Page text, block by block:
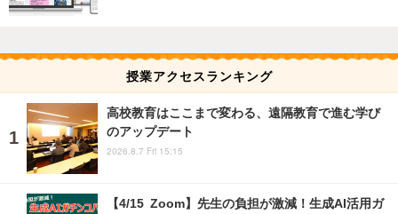
授業アクセスランキング
高校教育はここまで変わる、遠隔教育で進む学び
のアップデート
2026.8.7 Fri 15:15
【4/15 Zoom】先生の負担が激減！生成AI活用ガ